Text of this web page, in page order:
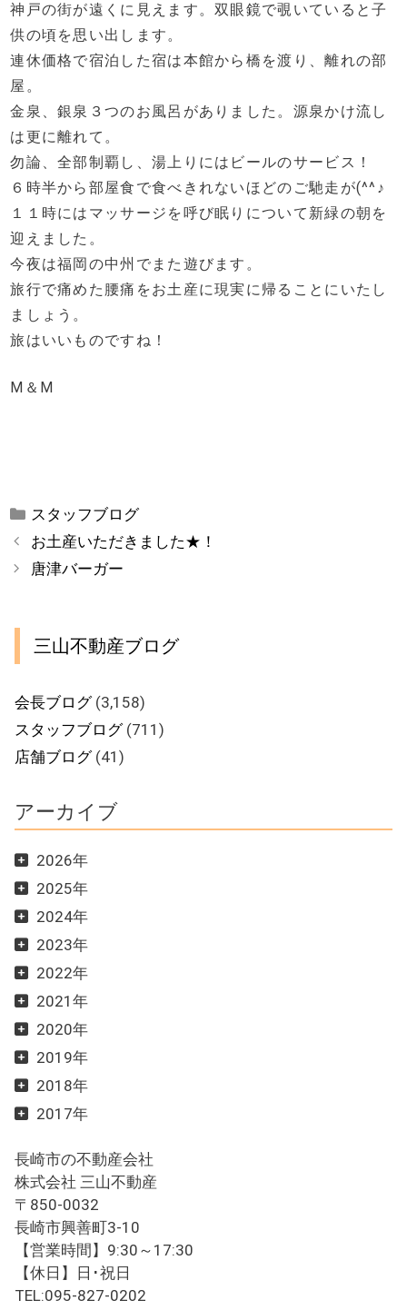
神戸の街が遠くに見えます。双眼鏡で覗いていると子
供の頃を思い出します。
連休価格で宿泊した宿は本館から橋を渡り、離れの部
屋。
金泉、銀泉３つのお風呂がありました。源泉かけ流し
は更に離れて。
勿論、全部制覇し、湯上りにはビールのサービス！
６時半から部屋食で食べきれないほどのご馳走が(^^♪
１１時にはマッサージを呼び眠りについて新緑の朝を
迎えました。
今夜は福岡の中州でまた遊びます。
旅行で痛めた腰痛をお土産に現実に帰ることにいたし
ましょう。
旅はいいものですね！
M＆M
カ
テ
リ
スタッフブログ
お土産いただきました★！
唐津バーガー
三山不動産ブログ
会長ブログ(3,158)
スタッフブログ(711)
店舗ブログ(41)
アーカイブ
2026年
2025年
2024年
2023年
2022年
2021年
2020年
2019年
2018年
2017年
長崎市の不動産会社
株式会社 三山不動産
〒850-0032
長崎市興善町3-10
【営業時間】9:30～17:30
【休日】日･祝日
TEL:095-827-0202